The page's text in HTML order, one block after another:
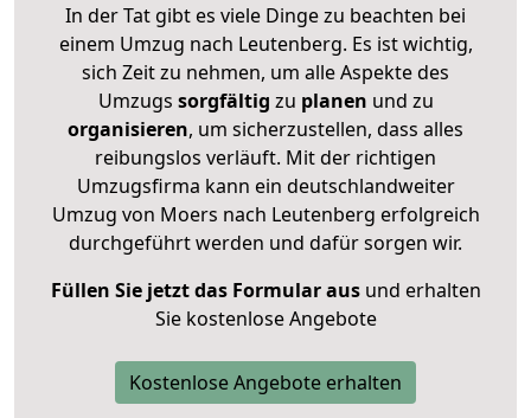
In der Tat gibt es viele Dinge zu beachten bei
einem Umzug nach Leutenberg. Es ist wichtig,
sich Zeit zu nehmen, um alle Aspekte des
Umzugs sorgfältig zu planen und zu
organisieren, um sicherzustellen, dass alles
reibungslos verläuft. Mit der richtigen
Umzugsfirma kann ein deutschlandweiter
Umzug von Moers nach Leutenberg erfolgreich
durchgeführt werden und dafür sorgen wir.
Füllen Sie jetzt das Formular ausund erhalten
Sie kostenlose Angebote
Kostenlose Angebote erhalten